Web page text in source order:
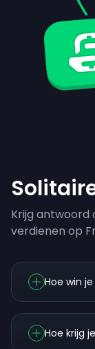
Krijg antwoord
verdienen op
Hoe win
Hoe krijg